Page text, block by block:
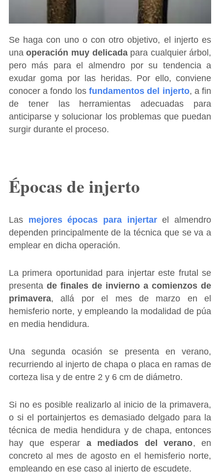
Se haga con uno o con otro objetivo, el injerto es
unaoperación muy delicadapara cualquier árbol,
pero más para el almendro por su tendencia a
exudar goma por las heridas. Por ello, conviene
conocer a fondo los fundamentos del injerto, a fin
de tener las herramientas adecuadas para
anticiparse y solucionar los problemas que puedan
surgir durante el proceso.
Épocas de injerto
Las mejores épocas para injertarel almendro
dependen principalmente de la técnica que se va a
emplear en dicha operación.
La primera oportunidad para injertar este frutal se
presenta de finales de invierno a comienzos de
primavera, allá por el mes de marzo en el
hemisferio norte, y empleando la modalidad de púa
en media hendidura.
Una segunda ocasión se presenta en verano,
recurriendo al injerto de chapa o placa en ramas de
corteza lisa y de entre 2 y 6 cm de diámetro.
Si no es posible realizarlo al inicio de la primavera,
o si el portainjertos es demasiado delgado para la
técnica de media hendidura y de chapa, entonces
hay que esperar a mediados del verano, en
concreto al mes de agosto en el hemisferio norte,
empleando en ese caso al injerto de escudete.